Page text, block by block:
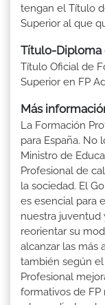
tengan el Título
Superior al que
Título-Diploma
Título Oficial de
Superior en FP
Más
La Formación
para España. No
Ministro de
Profesional de
la sociedad. El
es esencial para
nuestra juventud
reorientar su
alcanzar las más
también según
Profesional
formativos de FP